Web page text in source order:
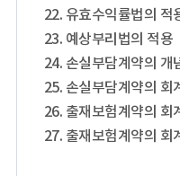
22. 유효수익률법의 적
23. 예상부리법의 적용
24. 손실부담계약의 개
25. 손실부담계약의 회
26. 출재보험계약의 회
27. 출재보험계약의 회